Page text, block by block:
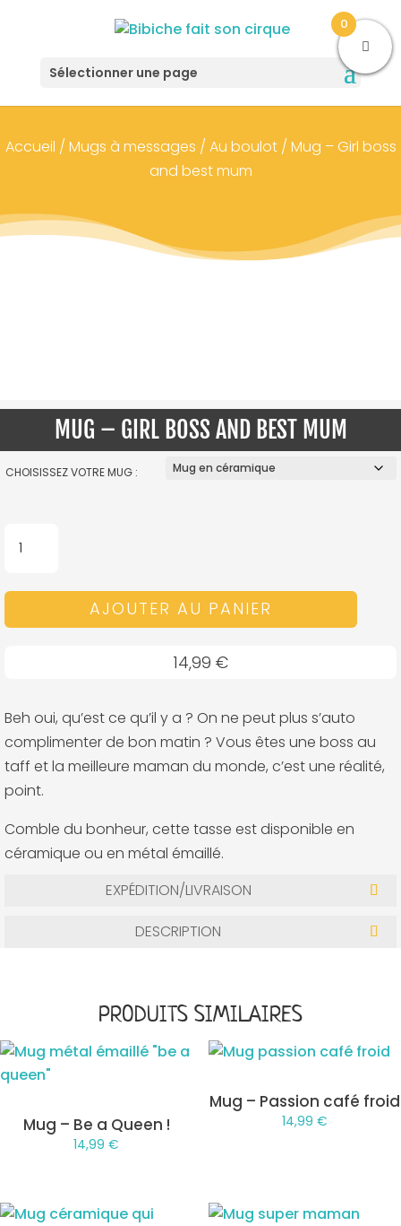
Sélectionner une page
Accueil / Mugs à messages / Au boulot/ Mug – Girl boss
and best mum
MUG – GIRL BOSS AND BEST MUM
CHOISISSEZ VOTRE MUG :
GIRL
AJOUTER AU PANIER
14,99 €
Beh oui, qu’est ce qu’il y a ? On ne peut plus s’auto
complimenter de bon matin ? Vous êtes une boss au
taff et la meilleure maman du monde, c’est une réalité,
point.
Comble du bonheur, cette tasse est disponible en
céramique ou en métal émaillé.
EXPÉDITION/LIVRAISON
DESCRIPTION
PRODUITS SIMILAIRES
Mug – Be a Queen !
14,99€
Mug – Passion café froid
14,99 €
0